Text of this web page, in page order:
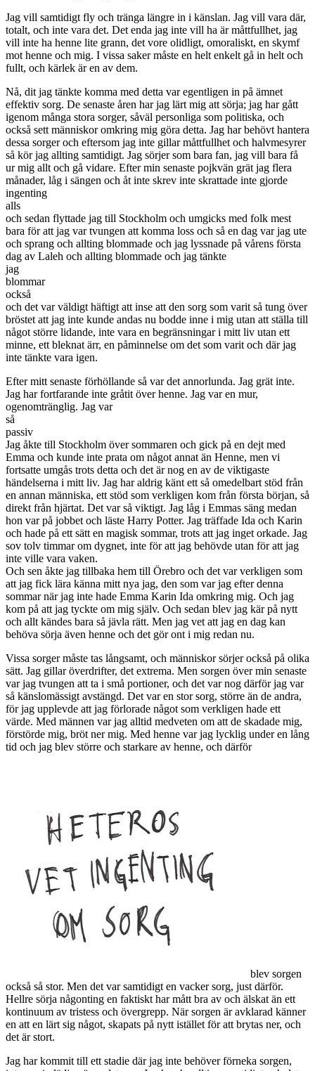
Jag vill samtidigt fly och tränga längre in i känslan. Jag vill vara där,
totalt, och inte vara det. Det enda jag inte vill ha är måttfullhet, jag
vill inte ha henne lite grann, det vore olidligt, omoraliskt, en skymf
mot henne och mig. I vissa saker måste en helt enkelt gå in helt och
fullt, och kärlek är en av dem.
Nå, dit jag tänkte komma med detta var egentligen in på ämnet
effektiv sorg. De senaste åren har jag lärt mig att sörja; jag har gått
igenom många stora sorger, såväl personliga som politiska, och
också sett människor omkring mig göra detta. Jag har behövt hantera
dessa sorger och eftersom jag inte gillar måttfullhet och halvmesyrer
så kör jag allting samtidigt. Jag sörjer som bara fan, jag vill bara få
ur mig allt och gå vidare. Efter min senaste pojkvän grät jag flera
månader, låg i sängen och åt inte skrev inte skrattade inte gjorde
ingenting
alls
och sedan flyttade jag till Stockholm och umgicks med folk mest
bara för att jag var tvungen att komma loss och så en dag var jag ute
och sprang och allting blommade och jag lyssnade på vårens första
dag av Laleh och allting blommade och jag tänkte
jag
blommar
också
och det var väldigt häftigt att inse att den sorg som varit så tung över
bröstet att jag inte kunde andas nu bodde inne i mig utan att ställa till
något större lidande, inte vara en begränsningar i mitt liv utan ett
minne, ett bleknat ärr, en påminnelse om det som varit och där jag
inte tänkte vara igen.
Efter mitt senaste förhöllande så var det annorlunda. Jag grät inte.
Jag har fortfarande inte gråtit över henne. Jag var en mur,
ogenomtränglig. Jag var
så
passiv
Jag åkte till Stockholm över sommaren och gick på en dejt med
Emma och kunde inte prata om något annat än Henne, men vi
fortsatte umgås trots detta och det är nog en av de viktigaste
händelserna i mitt liv. Jag har aldrig känt ett så omedelbart stöd från
en annan människa, ett stöd som verkligen kom från första början, så
direkt från hjärtat. Det var så viktigt. Jag låg i Emmas säng medan
hon var på jobbet och läste Harry Potter. Jag träffade Ida och Karin
och hade på ett sätt en magisk sommar, trots att jag inget orkade. Jag
sov tolv timmar om dygnet, inte för att jag behövde utan för att jag
inte ville vara vaken.
Och sen åkte jag tillbaka hem till Örebro och det var verkligen som
att jag fick lära känna mitt nya jag, den som var jag efter denna
sommar när jag inte hade Emma Karin Ida omkring mig. Och jag
kom på att jag tyckte om mig själv. Och sedan blev jag kär på nytt
och allt kändes bara så jävla rätt. Men jag vet att jag en dag kan
behöva sörja även henne och det gör ont i mig redan nu.
Vissa sorger måste tas långsamt, och människor sörjer också på olika
sätt. Jag gillar överdrifter, det extrema. Men sorgen över min senaste
var jag tvungen att ta i små portioner, och det var nog därför jag var
så känslomässigt avstängd. Det var en stor sorg, större än de andra,
för jag upplevde att jag förlorade något som verkligen hade ett
värde. Med männen var jag alltid medveten om att de skadade mig,
förstörde mig, bröt ner mig. Med henne var jag lycklig under en lång
tid och jag blev större och starkare av henne, och därför
blev sorgen
också så stor. Men det var samtidigt en vacker sorg, just därför.
Hellre sörja någonting en faktiskt har mått bra av och älskat än ett
kontinuum av tristess och övergrepp. När sorgen är avklarad känner
en att en lärt sig något, skapats på nytt istället för att brytas ner, och
det är stort.
Jag har kommit till ett stadie där jag inte behöver förneka sorgen,